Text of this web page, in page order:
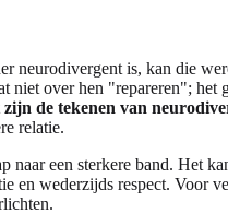
is, kan die
niet over hen "repareren"; het
de tekenen van
relatie.
een sterkere band. Het
en wederzijds respect.